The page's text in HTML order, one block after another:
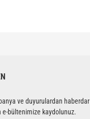
ve duyurulardan haberdar
e-bültenimize kaydolunuz.